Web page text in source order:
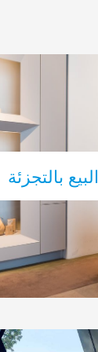
البيع بالتجزئة